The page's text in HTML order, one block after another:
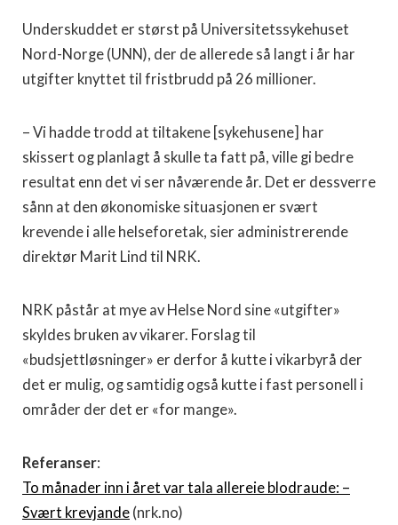
Underskuddet er størst på Universitetssykehuset
Nord-Norge (UNN), der de allerede så langt i år har
utgifter knyttet til fristbrudd på 26 millioner.
– Vi hadde trodd at tiltakene [sykehusene] har
skissert og planlagt å skulle ta fatt på, ville gi bedre
resultat enn det vi ser nåværende år. Det er dessverre
sånn at den økonomiske situasjonen er svært
krevende i alle helseforetak, sier administrerende
direktør Marit Lind til NRK.
NRK påstår at mye av Helse Nord sine «utgifter»
skyldes bruken av vikarer. Forslag til
«budsjettløsninger» er derfor å kutte i vikarbyrå der
det er mulig, og samtidig også kutte i fast personell i
områder der det er «for mange».
Referanser:
To månader inn i året var tala allereie blodraude: –
Svært krevjande (nrk.no)